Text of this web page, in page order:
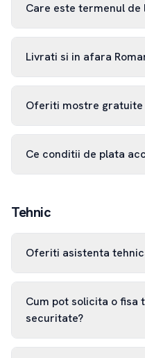
Care este termenul de
Livrati si in afara
Oferiti mostre gratuite
Ce conditii de plata
Tehnic
Oferiti asistenta
Cum pot solicita o fisa
securitate?